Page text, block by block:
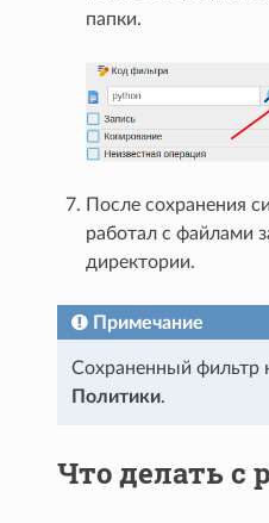
папки.
После сохранения
работал с файлами
директории.
Примечание
Сохраненный фильтр
Политики.
Что делать с